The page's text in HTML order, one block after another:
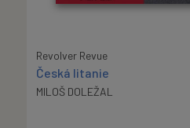
Revolver Revue
Česká litanie
MILOŠ DOLEŽAL